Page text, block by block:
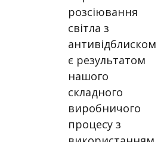
розсіювання
світла з
антивідблиском
є ​​результатом
нашого
складного
виробничого
процесу з